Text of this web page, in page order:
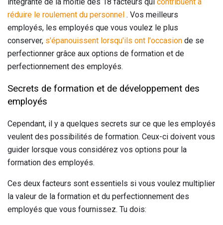
réduire le roulement du personnel . Vos meilleurs
employés, les employés que vous voulez le plus
conserver, s'épanouissent lorsqu'ils ont l'occasion de se
perfectionner grâce aux options de formation et de
perfectionnement des employés.
Secrets de formation et de développement des
employés
Cependant, il y a quelques secrets sur ce que les employés
veulent des possibilités de formation. Ceux-ci doivent vous
guider lorsque vous considérez vos options pour la
formation des employés.
Ces deux facteurs sont essentiels si vous voulez multiplier
la valeur de la formation et du perfectionnement des
employés que vous fournissez. Tu dois: